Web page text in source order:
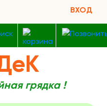
ВХОД
грядка !